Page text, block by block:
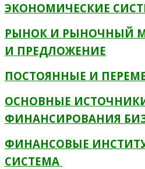
ЭКОНОМИЧЕСКИЕ
РЫНОК И РЫНОЧНЫЙ
И ПРЕДЛОЖЕНИЕ
ПОСТОЯННЫЕ И
ОСНОВНЫЕ
ФИНАНСИРОВАНИЯ
ФИНАНСОВЫЕ
СИСТЕМА